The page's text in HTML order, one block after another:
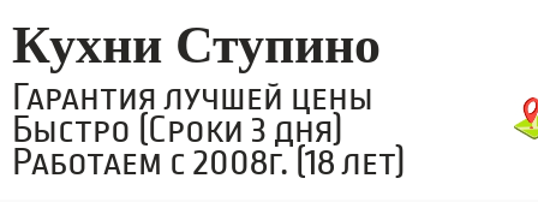
Кухни Ступино
Гарантия лучшей цены
Быстро (Сроки 3 дня)
Работаем с 2008г. (18 лет)